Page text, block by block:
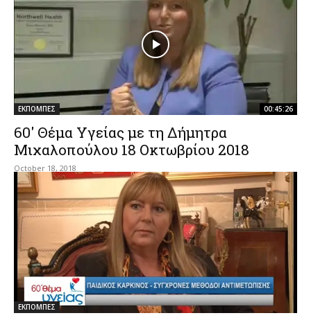
ΕΚΠΟΜΠΕΣ 00:45:26
60′ Θέμα Υγείας με τη Δήμητρα
Μιχαλοπούλου 18 Οκτωβρίου 2018
October 18, 2018
ΕΚΠΟΜΠΕΣ